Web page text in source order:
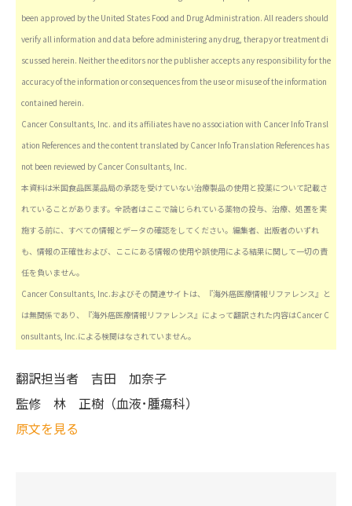
been approved by the United States Food and Drug Administration. All readers should
verify all information and data before administering any drug, therapy or treatment di
scussed herein. Neither the editors nor the publisher accepts any responsibility for the
accuracy of the information or consequences from the use or misuse of the information
contained herein.
Cancer Consultants, Inc. and its affiliates have no association with Cancer Info Transl
ation References and the content translated by Cancer Info Translation References has
not been reviewed by Cancer Consultants, Inc.
本資料は米国食品医薬品局の承認を受けていない治療製品の使用と投薬について記載さ
れていることがあります。全読者はここで論じられている薬物の投与、治療、処置を実
施する前に、すべての情報とデータの確認をしてください。編集者、出版者のいずれ
も、情報の正確性および、ここにある情報の使用や誤使用による結果に関して一切の責
任を負いません。
Cancer Consultants, Inc.およびその関連サイトは、『海外癌医療情報リファレンス』と
は無関係であり、『海外癌医療情報リファレンス』によって翻訳された内容はCancer C
onsultants, Inc.による検閲はなされていません。
翻訳担当者 吉田 加奈子
監修 林 正樹（血液･腫瘍科）
原文を見る